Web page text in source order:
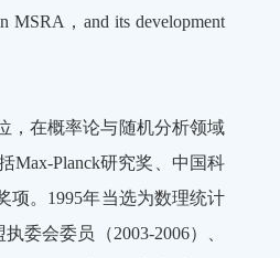
MSRA，and its development
，在概率论与随机分析领域
Max-Planck研究奖、中国科
项。1995年当选为数理统计
委会委员（2003-2006）、